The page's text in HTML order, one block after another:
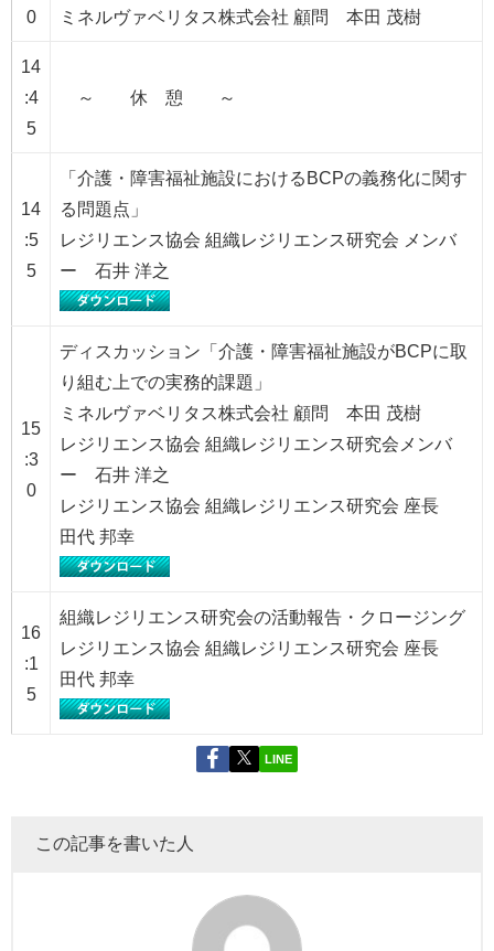
0
ミネルヴァベリタス株式会社 顧問 本田 茂樹
14
:4
5
～ 休 憩 ～
14
:5
5
「介護・障害福祉施設におけるBCPの義務化に関す
る問題点」
レジリエンス協会 組織レジリエンス研究会 メンバ
ー 石井 洋之
15
:3
0
ディスカッション「介護・障害福祉施設がBCPに取
り組む上での実務的課題」
ミネルヴァベリタス株式会社 顧問 本田 茂樹
レジリエンス協会 組織レジリエンス研究会メンバ
ー 石井 洋之
レジリエンス協会 組織レジリエンス研究会 座長
田代 邦幸
16
:1
5
組織レジリエンス研究会の活動報告・クロージング
レジリエンス協会 組織レジリエンス研究会 座長
田代 邦幸
LINE
この記事を書いた人